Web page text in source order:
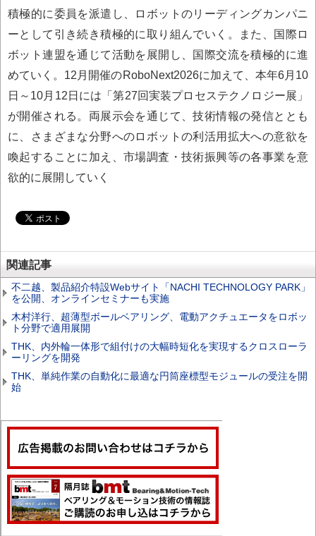
積極的に委員を派遣し、ロボットのリーディングカンパニ
ーとして引き続き積極的に取り組んでいく。また、国際ロ
ボット連盟を通じて活動を展開し、国際交流を積極的に進
めていく。12月開催のRoboNext2026に加えて、本年6月10
日～10月12日には「第27回実装プロセステクノロジー展」
が開催される。両展示会を通じて、技術情報の発信ととも
に、さまざまな分野へのロボットの利活用拡大への意欲を
喚起することに加え、市場調査・技術振興等の各事業を意
欲的に展開していく
関連記事
不二越、製品紹介特設Webサイト「NACHI TECHNOLOGY PARK」
を公開、オンラインセミナーも実施
木村洋行、超薄型ボールベアリング、電動アクチュエータをロボッ
ト分野で適用展開
THK、内外輪一体形で組付けの大幅時短化を実現するクロスローラ
ーリングを開発
THK、単純作業の自動化に最適な円筒座標型モジュールの受注を開
始